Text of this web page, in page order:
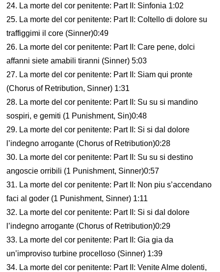
24. La morte del cor penitente: Part II: Sinfonia 1:02
25. La morte del cor penitente: Part II: Coltello di dolore su
traffiggimi il core (Sinner)0:49
26. La morte del cor penitente: Part II: Care pene, dolci
affanni siete amabili tiranni (Sinner) 5:03
27. La morte del cor penitente: Part II: Siam qui pronte
(Chorus of Retribution, Sinner) 1:31
28. La morte del cor penitente: Part II: Su su si mandino
sospiri, e gemiti (1 Punishment, Sin)0:48
29. La morte del cor penitente: Part II: Si si dal dolore
l’indegno arrogante (Chorus of Retribution)0:28
30. La morte del cor penitente: Part II: Su su si destino
angoscie orribili (1 Punishment, Sinner)0:57
31. La morte del cor penitente: Part II: Non piu s’accendano
faci al goder (1 Punishment, Sinner) 1:11
32. La morte del cor penitente: Part II: Si si dal dolore
l’indegno arrogante (Chorus of Retribution)0:29
33. La morte del cor penitente: Part II: Gia gia da
un’improviso turbine procelloso (Sinner) 1:39
34. La morte del cor penitente: Part II: Venite Alme dolenti,